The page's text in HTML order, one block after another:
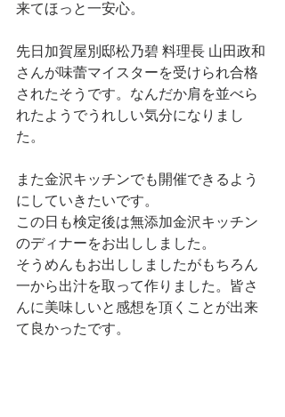
来てほっと一安心。
先日加賀屋別邸松乃碧 料理長 山田政和
さんが味蕾マイスターを受けられ合格
されたそうです。なんだか肩を並べら
れたようでうれしい気分になりまし
た。
また金沢キッチンでも開催できるよう
にしていきたいです。
この日も検定後は無添加金沢キッチン
のディナーをお出ししました。
そうめんもお出ししましたがもちろん
一から出汁を取って作りました。皆さ
んに美味しいと感想を頂くことが出来
て良かったです。